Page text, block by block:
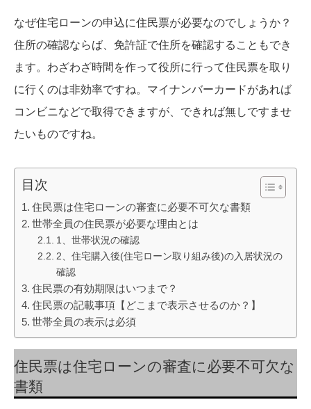
なぜ住宅ローンの申込に住民票が必要なのでしょうか？
住所の確認ならば、免許証で住所を確認することもでき
ます。わざわざ時間を作って役所に行って住民票を取り
に行くのは非効率ですね。マイナンバーカードがあれば
コンビニなどで取得できますが、できれば無しですませ
たいものですね。
目次
住民票は住宅ローンの審査に必要不可欠な書類
世帯全員の住民票が必要な理由とは
1、世帯状況の確認
2、住宅購入後(住宅ローン取り組み後)の入居状況の
確認
住民票の有効期限はいつまで？
住民票の記載事項【どこまで表示させるのか？】
世帯全員の表示は必須
住民票は住宅ローンの審査に必要不可欠な
書類